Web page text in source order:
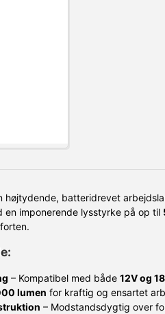
højtydende, batteridrevet
en imponerende lysstyrke på op til
– Kompatibel med både 12V og
lumen for kraftig og ensartet
– Modstandsdygtig over